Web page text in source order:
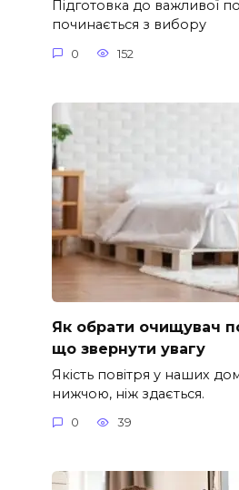
Підготовка до важливої
починається з вибору
0 152
Як обрати очищувач
що звернути увагу
Якість повітря у наших
нижчою, ніж здається.
0 39